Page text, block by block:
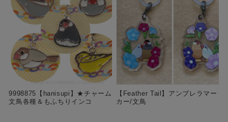
9998875【hanisupi】★チャーム
文鳥各種＆もふちりインコ
【Feather Tail】アンブレラマー
カー/文鳥